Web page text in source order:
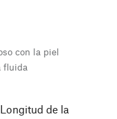
con la piel
fluida
de la